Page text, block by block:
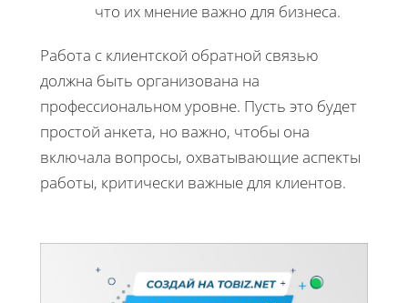
что их мнение важно для бизнеса.
Работа с клиентской обратной связью
должна быть организована на
профессиональном уровне. Пусть это будет
простой анкета, но важно, чтобы она
включала вопросы, охватывающие аспекты
работы, критически важные для клиентов.